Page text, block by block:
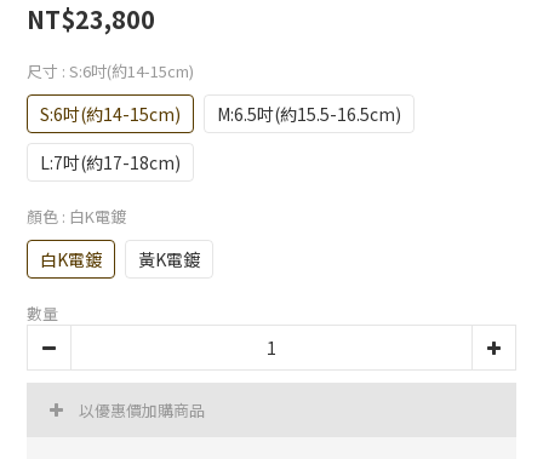
NT$23,800
尺寸 : S:6吋(約14-15cm)
S:6吋(約14-15cm)
M:6.5吋(約15.5-16.5cm)
L:7吋(約17-18cm)
顏色 : 白K電鍍
白K電鍍 黃K電鍍
數量
以優惠價加購商品